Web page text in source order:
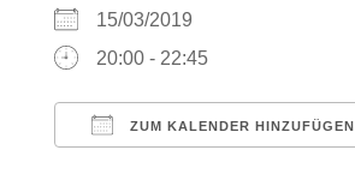
15/03/2019
20:00 - 22:45
ZUM KALENDER HINZUFÜGEN